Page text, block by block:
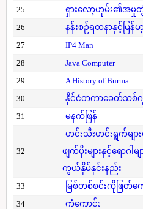
25
ရှားလော့ဟုမ်း၏အမှုတွဲ
26
နန်းစဉ်ရတနာနှင့်မြန်
27
IP4 Man
28
Java Computer
29
A History of Burma
30
နိုင်ငံတကာခေတ်သစ်ဂန္
31
မနက်ဖြန်
32
ဟင်းသီးဟင်းရွက်မျ
ဖျက်ပိုးများနှင့်ရောဂ
ကွယ်နှိမ်နှင်းနည်း
33
မြစ်တစ်စင်းကိုဖြတ်ကျ
34
ကံကောင်း